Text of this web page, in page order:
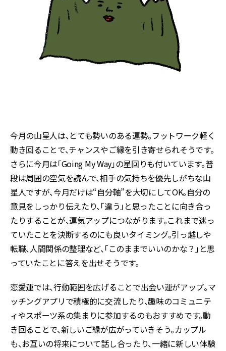
今月の山星人は、とても勢いのある運勢。フットワーク軽く
動き回ることで、チャンスやご縁を引き寄せられそうです。
さらに今月は「Going My Way」の星回りも付いています。普
段は周囲の空気を読んで、相手の気持ちを優先しがちな山
星人ですが、今月だけは“自分軸”を大切にしてOK。自分の
意見をしっかり伝えたり、「違う」と思ったことに向き合っ
たりすることが、運気アップにつながります。これまで迷っ
ていたことを決断するのにも良いタイミング。引っ越しや
転職、人間関係の整理など、「このままでいいのかな？」と思
っていたことに答えを出せそうです。
恋愛運では、行動範囲を広げることで出会い運がアップ。マ
ッチングアプリで積極的に交流したり、趣味のコミュニテ
ィやスポーツ系の集まりに参加するのもおすすめです。動
き回ることで、新しいご縁が広がっていきそう。カップル
も、お互いの将来について話し合ったり、一緒に新しい体験